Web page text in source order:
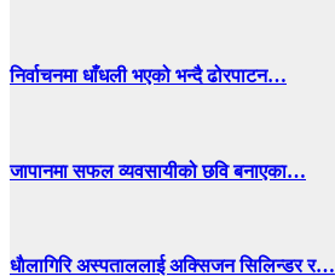
निर्वाचनमा धाँधली भएको भन्दै ढोरपाटन…
जापानमा सफल व्यवसायीको छवि बनाएका…
धाैलागिरि अस्पताललाई अक्सिजन सिलिन्डर र…